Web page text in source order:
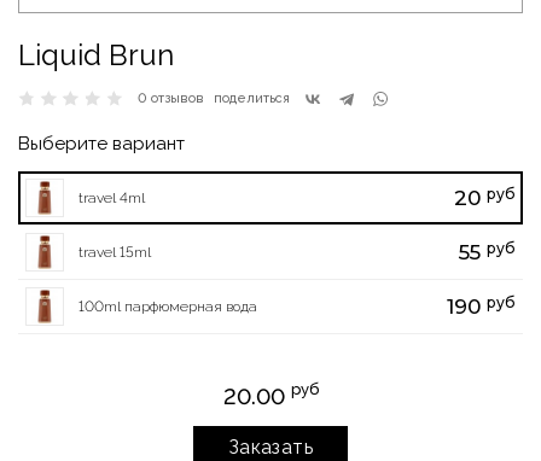
Liquid Brun
0 отзывов поделиться
Выберите вариант
travel 4ml 20 руб
travel 15ml 55 руб
100ml парфюмерная вода 190 руб
20.00 руб
Заказать